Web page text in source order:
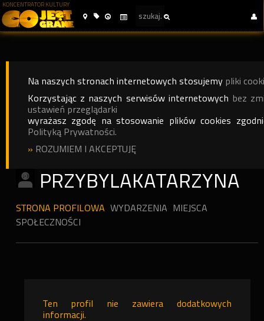
KONCENTRATOR KULTURY
Na naszych stronach internetowych stosujemy pliki
Korzystając z naszych serwisów internetowych bez
ustawień przeglądarki
wyrażasz zgodę na stosowanie plików cookies
Polityką Prywatności.
» ROZUMIEM I AKCEPTUJĘ
PRZYBYLAKATARZYNA
STRONA PROFILOWA WYDARZENIA MIEJSCA
SPOŁECZNOŚCI
Ten profil nie zawiera dodatkowych
informacji.